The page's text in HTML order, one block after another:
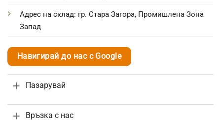
Адрес на склад: гр. Стара Загора, Промишлена Зона
Запад
Навигирай до нас с Google
Пазарувай
Връзка с нас